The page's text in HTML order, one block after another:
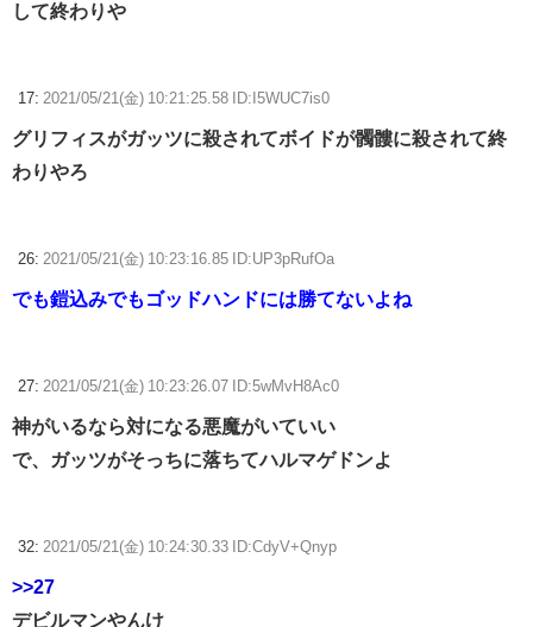
して終わりや
17: 2021/05/21(金) 10:21:25.58 ID:I5WUC7is0
グリフィスがガッツに殺されてボイドが髑髏に殺されて終
わりやろ
26: 2021/05/21(金) 10:23:16.85 ID:UP3pRufOa
でも鎧込みでもゴッドハンドには勝てないよね
27: 2021/05/21(金) 10:23:26.07 ID:5wMvH8Ac0
神がいるなら対になる悪魔がいていい
で、ガッツがそっちに落ちてハルマゲドンよ
32: 2021/05/21(金) 10:24:30.33 ID:CdyV+Qnyp
>>27
デビルマンやんけ